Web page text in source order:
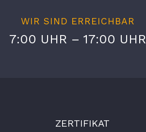
WIR SIND ERREICHBAR
7:00 UHR – 17:00 UHR
ZERTIFIKAT